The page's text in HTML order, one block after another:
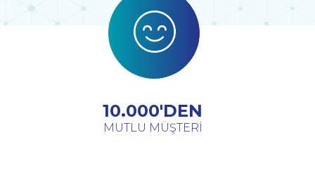
10.000'DEN
MUTLU MÜŞTERİ